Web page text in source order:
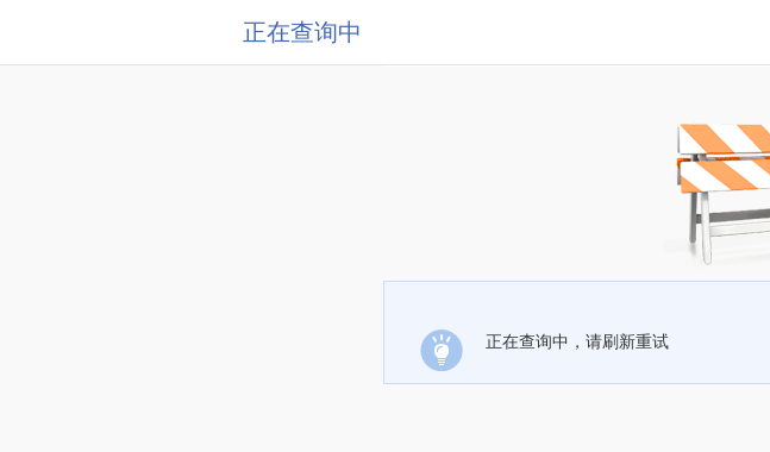
正在查询中
正在查询中，请刷新重试